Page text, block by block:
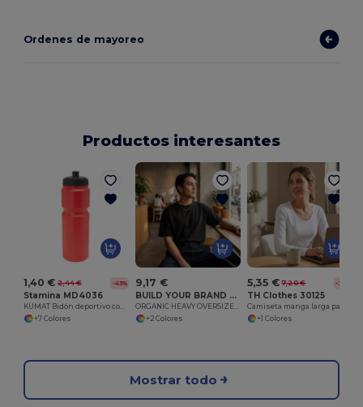
Ordenes de mayoreo
Productos interesantes
1,40 € 2,44 € -43%
Stamina MD4036
KUMAT Bidón deportivo con 840 ml
+7 Colores
9,17 €
BUILD YOUR BRAND BY102S
ORGANIC HEAVY OVERSIZE TEE
+2 Colores
5,35 € 7,20 € -26%
TH Clothes 30125
+1 Colores
Mostrar todo